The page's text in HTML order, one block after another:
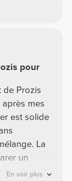
pour
de Prozis
mes
est solide
La
un
En voir plus